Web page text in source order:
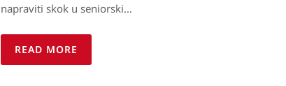
napraviti skok u seniorski…
READ MORE